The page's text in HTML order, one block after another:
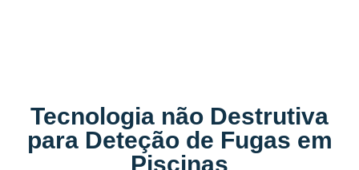
Tecnologia não Destrutiva
para Deteção de Fugas em
Piscinas